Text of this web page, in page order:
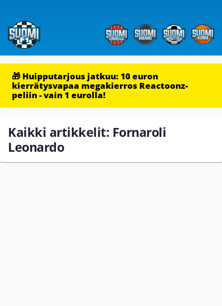
🎁 Huipputarjous jatkuu: 10 euron
kierrätysvapaa megakierros Reactoonz-
peliin - vain 1 eurolla!
Kaikki artikkelit: Fornaroli
Leonardo